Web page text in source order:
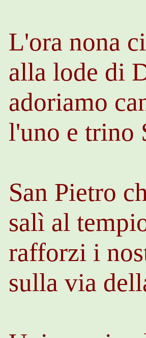
L'ora nona
alla lode di
adoriamo
l'uno e trino
San Pietro
salì al
rafforzi i
sulla via